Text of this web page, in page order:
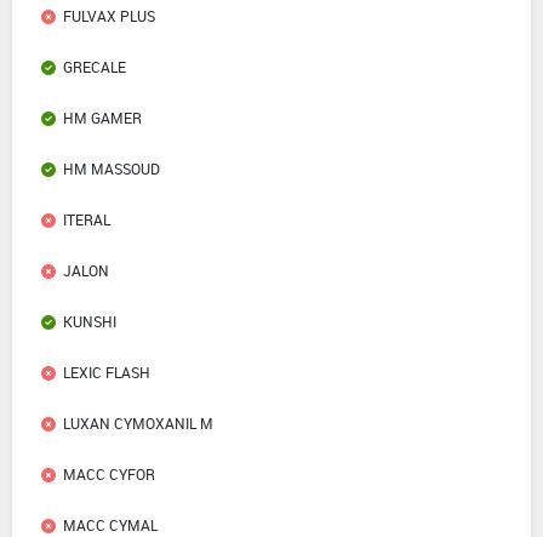
FULVAX PLUS
GRECALE
HM GAMER
HM MASSOUD
ITERAL
JALON
KUNSHI
LEXIC FLASH
LUXAN CYMOXANIL M
MACC CYFOR
MACC CYMAL